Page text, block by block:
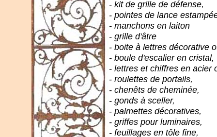
- kit de grille de défense,
- pointes de lance
- manchons en laiton
- grille d'âtre
- boite à lettres décorative
- boule d'escalier en cristal,
- lettres et chiffres en acier
- roulettes de portails,
- chenêts de cheminée,
- gonds à sceller,
- palmettes décoratives,
- griffes pour luminaires,
- feuillages en tôle fine,